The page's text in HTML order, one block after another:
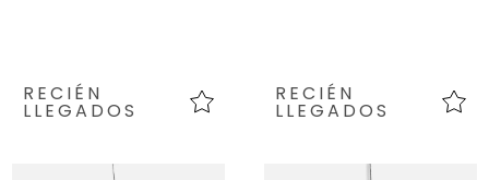
RECIÉN
LLEGADOS
RECIÉN
LLEGADOS